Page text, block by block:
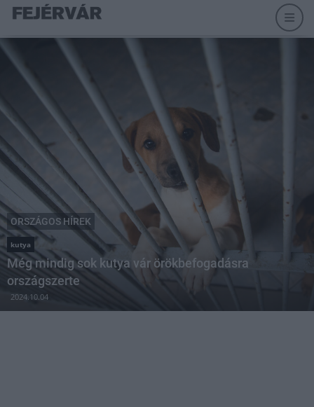
ORSZÁGOS HÍREK
kutya
Még mindig sok kutya vár örökbefogadásra
országszerte
2024.10.04